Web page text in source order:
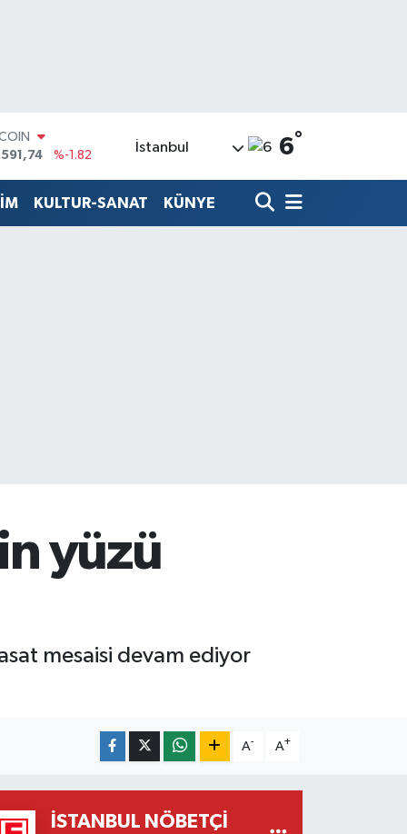
%-1.82
%0.19
İstanbul 6°
KULTUR-SANAT KÜNYE
yüzü
mesaisi devam ediyor
A- A+
İSTANBUL NÖBETÇI